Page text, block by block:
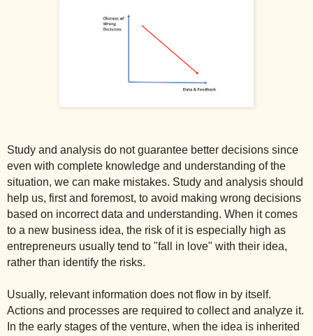
Study and analysis do not guarantee better decisions since
even with complete knowledge and understanding of the
situation, we can make mistakes. Study and analysis should
help us, first and foremost, to avoid making wrong decisions
based on incorrect data and understanding. When it comes
to a new business idea, the risk of it is especially high as
entrepreneurs usually tend to "fall in love" with their idea,
rather than identify the risks.
Usually, relevant information does not flow in by itself.
Actions and processes are required to collect and analyze it.
In the early stages of the venture, when the idea is inherited